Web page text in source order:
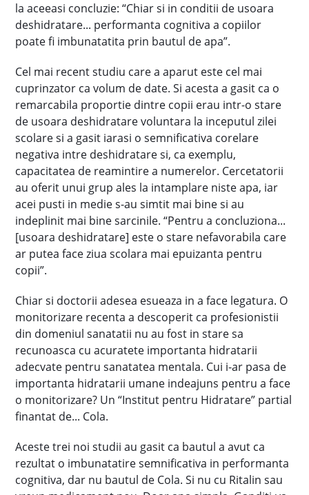
la aceeasi concluzie: “Chiar si in conditii de usoara
deshidratare... performanta cognitiva a copiilor
poate fi imbunatatita prin bautul de apa”.
Cel mai recent studiu care a aparut este cel mai
cuprinzator ca volum de date. Si acesta a gasit ca o
remarcabila proportie dintre copii erau intr-o stare
de usoara deshidratare voluntara la inceputul zilei
scolare si a gasit iarasi o semnificativa corelare
negativa intre deshidratare si, ca exemplu,
capacitatea de reamintire a numerelor. Cercetatorii
au oferit unui grup ales la intamplare niste apa, iar
acei pusti in medie s-au simtit mai bine si au
indeplinit mai bine sarcinile. “Pentru a concluziona...
[usoara deshidratare] este o stare nefavorabila care
ar putea face ziua scolara mai epuizanta pentru
copii”.
Chiar si doctorii adesea esueaza in a face legatura. O
monitorizare recenta a descoperit ca profesionistii
din domeniul sanatatii nu au fost in stare sa
recunoasca cu acuratete importanta hidratarii
adecvate pentru sanatatea mentala. Cui i-ar pasa de
importanta hidratarii umane indeajuns pentru a face
o monitorizare? Un “Institut pentru Hidratare” partial
finantat de... Cola.
Aceste trei noi studii au gasit ca bautul a avut ca
rezultat o imbunatatire semnificativa in performanta
cognitiva, dar nu bautul de Cola. Si nu cu Ritalin sau